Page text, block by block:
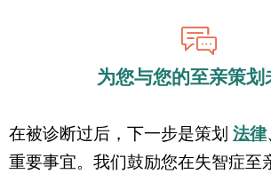
为您与您的至亲策划
在被诊断过后，下一步是策划 法律
重要事宜。我们鼓励您在失智症至